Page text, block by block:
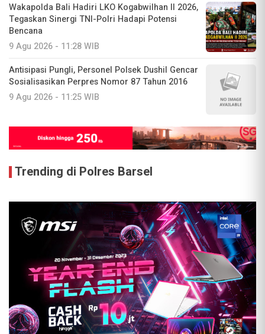
Wakapolda Bali Hadiri LKO Kogabwilhan II 2026,
Tegaskan Sinergi TNI-Polri Hadapi Potensi
Bencana
9 Agu 2026 - 11:28 WIB
Antisipasi Pungli, Personel Polsek Dushil Gencar
Sosialisasikan Perpres Nomor 87 Tahun 2016
9 Agu 2026 - 11:25 WIB
Trending di Polres Barsel